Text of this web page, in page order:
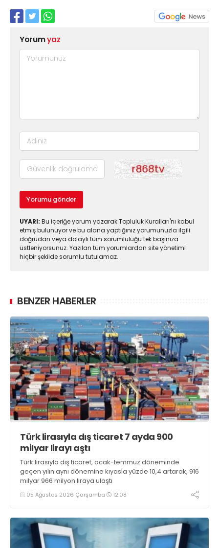
Yorumyaz
Yorumu gönder
UYARI: Bu içeriğe yorum yazarak Topluluk Kuralları'nı kabul
etmiş bulunuyor ve bu alana yaptığınız yorumunuzla ilgili
doğrudan veya dolaylı tüm sorumluluğu tek başınıza
üstleniyorsunuz. Yazılan tüm yorumlardan site yönetimi
hiçbir şekilde sorumlu tutulamaz.
BENZER HABERLER
Türk lirasıyla dış ticaret 7 ayda 900
milyar lirayı aştı
Türk lirasıyla dış ticaret, ocak-temmuz döneminde
geçen yılın aynı dönemine kıyasla yüzde 10,4 artarak, 916
milyar 966 milyon liraya ulaştı
05 Ağustos 2026 Çarşamba 12:08